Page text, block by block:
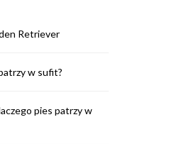
Retriever
w sufit?
pies patrzy w